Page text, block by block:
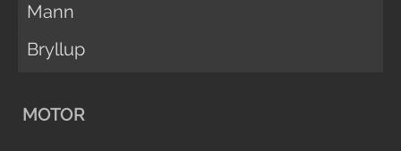
Mann
Bryllup
MOTOR